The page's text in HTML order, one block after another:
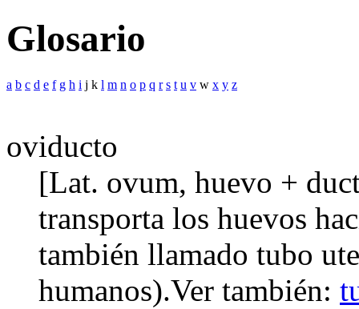
Glosario
a b c d e f g h i j k l m n o p q r s t u v w x y z
oviducto
[Lat. ovum, huevo +
transporta los huevos
también llamado tubo
humanos).Ver también: